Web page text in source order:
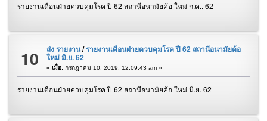
รายงานเดือนฝ่ายควบคุมโรค ปี 62 สถานีอนามัยค้อ ใหม่ ก.ค.. 62
10 ส่ง รายงาน/รายงานเดือนฝ่ายควบคุมโรค ปี 62 สถานีอนามัยค้อ
ใหม่ มิ.ย. 62
« เมื่อ:กรกฎาคม 10, 2019, 12:09:43 am »
รายงานเดือนฝ่ายควบคุมโรค ปี 62 สถานีอนามัยค้อ ใหม่ มิ.ย. 62